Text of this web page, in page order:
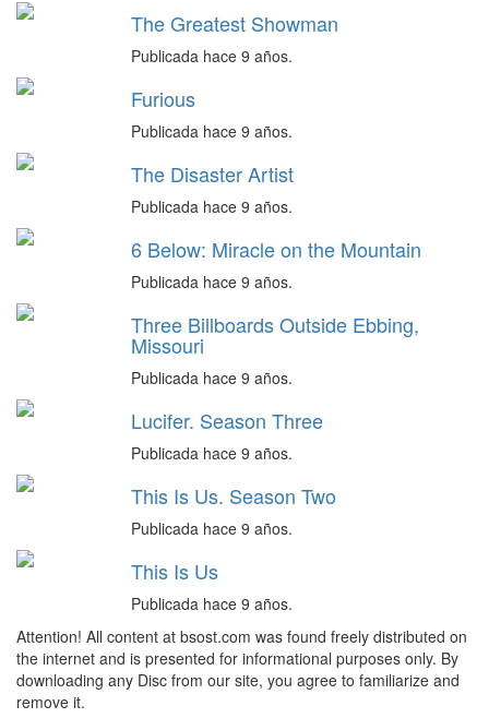
The Greatest Showman
Publicada hace 9 años.
Furious
Publicada hace 9 años.
The Disaster Artist
Publicada hace 9 años.
6 Below: Miracle on the Mountain
Publicada hace 9 años.
Three Billboards Outside Ebbing,
Missouri
Publicada hace 9 años.
Lucifer. Season Three
Publicada hace 9 años.
This Is Us. Season Two
Publicada hace 9 años.
This Is Us
Publicada hace 9 años.
Attention! All content at bsost.com was found freely distributed on
the internet and is presented for informational purposes only. By
downloading any Disc from our site, you agree to familiarize and
remove it.